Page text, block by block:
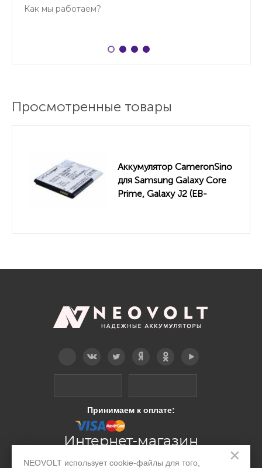
×
NEOVOLT использует cookie-файлы для того,
Как мы работаем?
Просмотренные товары
Аккумулятор CameronSino
для Samsung Galaxy Core
Prime, Galaxy J2 (EB-
Принимаем к оплате:
Интернет-магазин